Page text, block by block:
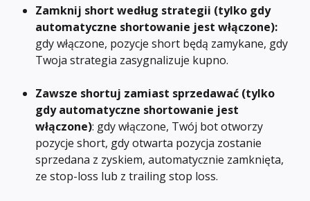
Zamknij short według strategii (tylko gdy
automatyczne shortowanie jest włączone):
gdy włączone, pozycje short będą zamykane, gdy
Twoja strategia zasygnalizuje kupno.
Zawsze shortuj zamiast sprzedawać (tylko
gdy automatyczne shortowanie jest
włączone): gdy włączone, Twój bot otworzy
pozycje short, gdy otwarta pozycja zostanie
sprzedana z zyskiem, automatycznie zamknięta,
ze stop-loss lub z trailing stop loss.